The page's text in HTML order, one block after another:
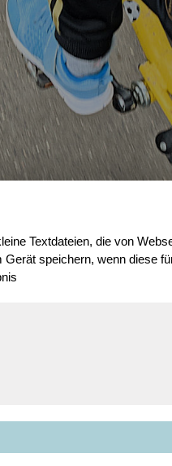
mit dem kleinen Sohn
und die Kinder genießen
Textdateien, die von
speichern, wenn diese